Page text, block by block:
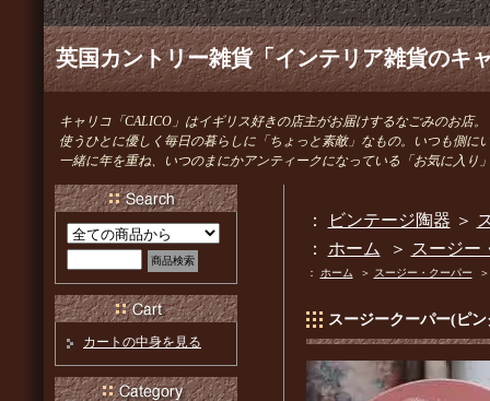
英国カントリー雑貨「インテリア雑貨の
キャリコ「CALICO」はイギリス好きの店主がお届けするなごみのお店。
使うひとに優しく毎日の暮らしに「ちょっと素敵」なもの。いつも側に
一緒に年を重ね、いつのまにかアンティークになっている「お気に入り
： ビンテージ陶器 ＞
： ホーム ＞ スージー
： ホーム ＞ スージー・クーパー
スージークーパー(ピ
カートの中身を見る